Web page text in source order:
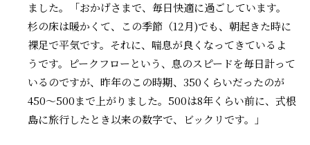
ました。「おかげさまで、毎日快適に過ごしています。
杉の床は暖かくて、この季節（12月)でも、朝起きた時に
裸足で平気です。それに、喘息が良くなってきているよ
うです。ピークフローという、息のスピードを毎日計って
いるのですが、昨年のこの時期、350くらいだったのが
450〜500まで上がりました。500は8年くらい前に、式根
島に旅行したとき以来の数字で、ビックリです。」